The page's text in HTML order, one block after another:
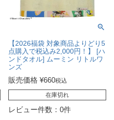
【2026福袋 対象商品よりどり5
点購入で税込み2,000円！】 [ハ
ンドタオル] ムーミン リトルワ
ンズ
販売価格 ¥660税込
在庫切れ
レビュー件数：0件